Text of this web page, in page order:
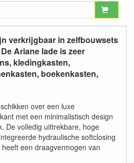
verkrijgbaar in zelfbouwsets
Ariane lade is zeer
kledingkasten,
boekenkasten,
over een luxe
met een minimalistisch design
De volledig uittrekbare, hoge
hydraulische softclosing
een draagvermogen van